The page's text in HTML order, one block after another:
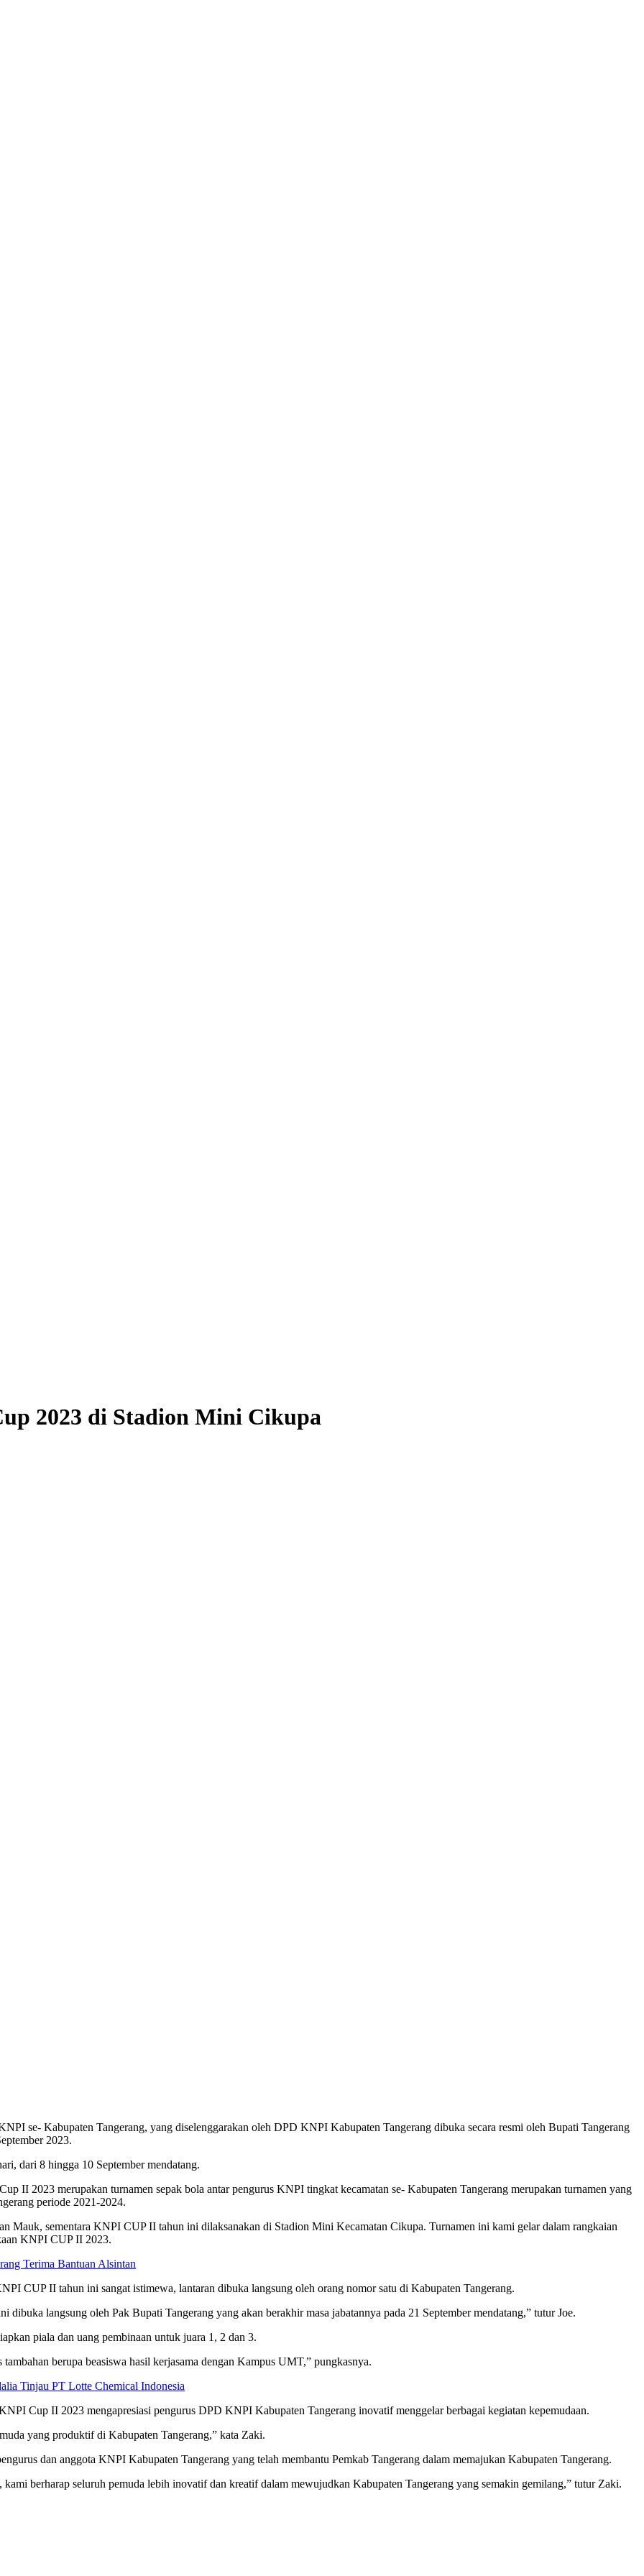
2023 di Stadion Mini Cikupa
se- Kabupaten Tangerang, yang diselenggarakan oleh DPD KNPI Kabupaten Tangerang dibuka secara resmi oleh Bupati Tangerang
2023.
dari 8 hingga 10 September mendatang.
II 2023 merupakan turnamen sepak bola antar pengurus KNPI tingkat kecamatan se- Kabupaten Tangerang merupakan turnamen yang
periode 2021-2024.
Mauk, sementara KNPI CUP II tahun ini dilaksanakan di Stadion Mini Kecamatan Cikupa. Turnamen ini kami gelar dalam rangkaian
KNPI CUP II 2023.
Terima Bantuan Alsintan
CUP II tahun ini sangat istimewa, lantaran dibuka langsung oleh orang nomor satu di Kabupaten Tangerang.
langsung oleh Pak Bupati Tangerang yang akan berakhir masa jabatannya pada 21 September mendatang,” tutur Joe.
piala dan uang pembinaan untuk juara 1, 2 dan 3.
berupa beasiswa hasil kerjasama dengan Kampus UMT,” pungkasnya.
Tinjau PT Lotte Chemical Indonesia
Cup II 2023 mengapresiasi pengurus DPD KNPI Kabupaten Tangerang inovatif menggelar berbagai kegiatan kepemudaan.
yang produktif di Kabupaten Tangerang,” kata Zaki.
dan anggota KNPI Kabupaten Tangerang yang telah membantu Pemkab Tangerang dalam memajukan Kabupaten Tangerang.
berharap seluruh pemuda lebih inovatif dan kreatif dalam mewujudkan Kabupaten Tangerang yang semakin gemilang,” tutur Zaki.